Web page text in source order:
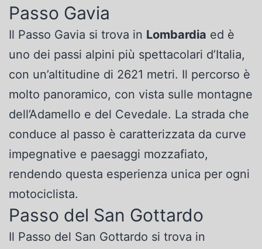
Passo Gavia
Il Passo Gavia si trova in Lombardia ed è
uno dei passi alpini più spettacolari d’Italia,
con un’altitudine di 2621 metri. Il percorso è
molto panoramico, con vista sulle montagne
dell’Adamello e del Cevedale. La strada che
conduce al passo è caratterizzata da curve
impegnative e paesaggi mozzafiato,
rendendo questa esperienza unica per ogni
motociclista.
Passo del San Gottardo
Il Passo del San Gottardo si trova in